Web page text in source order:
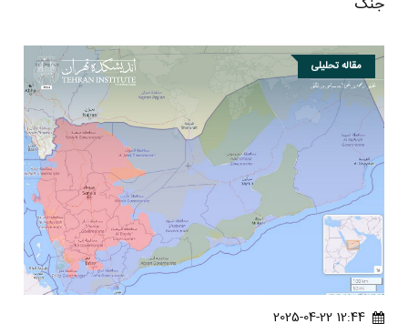
جنگ
مقاله تحلیلی
12:44 2025-04-22